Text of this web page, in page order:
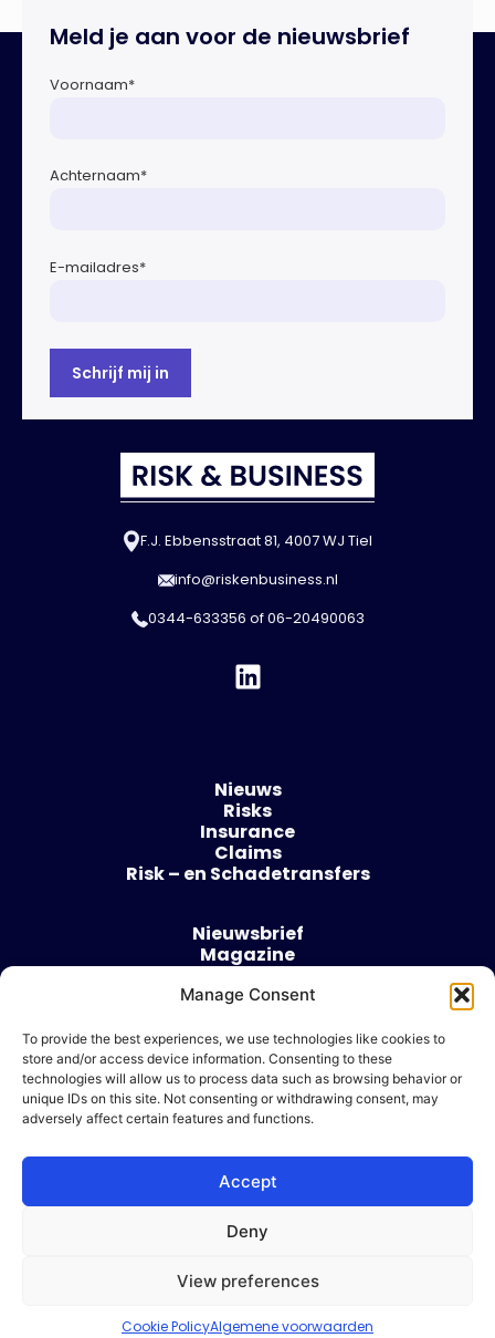
Manage Consent
To provide the best experiences, we use technologies like cookies to
store and/or access device information. Consenting to these
technologies will allow us to process data such as browsing behavior or
unique IDs on this site. Not consenting or withdrawing consent, may
adversely affect certain features and functions.
Accept
Deny
View preferences
Cookie PolicyAlgemene voorwaarden
Meld je aan voor de nieuwsbrief
Voornaam*
Achternaam*
E-mailadres*
F.J. Ebbensstraat 81, 4007 WJ Tiel
info@riskenbusiness.nl
0344-633356 of06-20490063
Nieuws
Risks
Insurance
Claims
Risk – en Schadetransfers
Nieuwsbrief
Magazine
Over
Algemene voorwaarden
Cookie beleid
Ik wil adverteren
© 2026 Risk & Business
| Design & Development door